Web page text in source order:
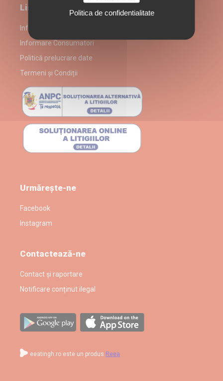
Link-uri utile
Informații despre partenerul WEINGARTNER DRINKS
Informare Consumatori
Politică prelucrare date
Termeni și Condiții
Urmărește-ne
Facebook
Instagram
Contactează-ne
Contact și raportare
Notificare conținut ilegal
eeatingh.ro este un produs Reea
Politica de confidentialitate